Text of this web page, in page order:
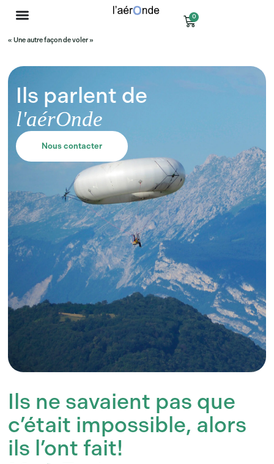
« Une autre façon de voler »
0
Ils parlent de
l'aérOnde
Nous contacter
Ils ne savaient pas que
c’était impossible, alors
ils l’ont fait!